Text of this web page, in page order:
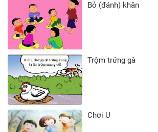
Bỏ (đánh) khăn
Trộm trứng gà
Chơi U